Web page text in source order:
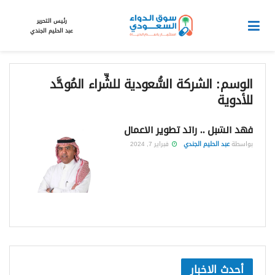
رئيس التحرير
عبد الحليم الجندي
الوسم: الشركة السُّعودية للشِّراء المُوحَّد
للأدوية
فهد الشِّبل .. رائد تطوير الأعمال
بواسطةعبد الحليم الجندي فبراير 7, 2024
أحدث الاخبار